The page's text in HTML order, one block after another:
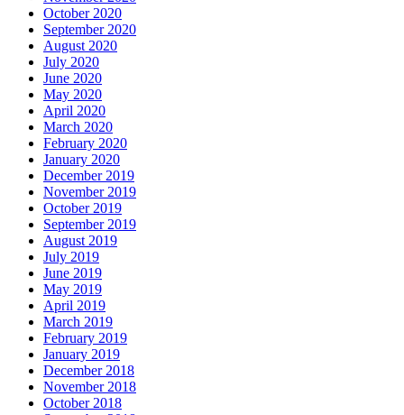
October 2020
September 2020
August 2020
July 2020
June 2020
May 2020
April 2020
March 2020
February 2020
January 2020
December 2019
November 2019
October 2019
September 2019
August 2019
July 2019
June 2019
May 2019
April 2019
March 2019
February 2019
January 2019
December 2018
November 2018
October 2018